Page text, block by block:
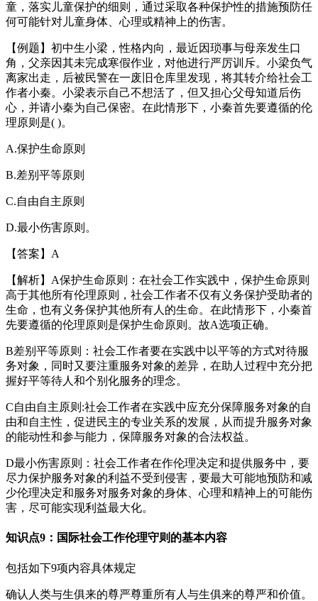
童，落实儿童保护的细则，通过采取各种保护性的措施预防任
何可能针对儿童身体、心理或精神上的伤害。
【例题】初中生小梁，性格内向，最近因琐事与母亲发生口
角，父亲因其未完成寒假作业，对他进行严厉训斥。小梁负气
离家出走，后被民警在一废旧仓库里发现，将其转介给社会工
作者小秦。小梁表示自己不想活了，但又担心父母知道后伤
心，并请小秦为自己保密。在此情形下，小秦首先要遵循的伦
理原则是( )。
A.保护生命原则
B.差别平等原则
C.自由自主原则
D.最小伤害原则。
【答案】A
【解析】A保护生命原则：在社会工作实践中，保护生命原则
高于其他所有伦理原则，社会工作者不仅有义务保护受助者的
生命，也有义务保护其他所有人的生命。在此情形下，小秦首
先要遵循的伦理原则是保护生命原则。故A选项正确。
B差别平等原则：社会工作者要在实践中以平等的方式对待服
务对象，同时又要注重服务对象的差异，在助人过程中充分把
握好平等待人和个别化服务的理念。
C自由自主原则:社会工作者在实践中应充分保障服务对象的自
由和自主性，促进民主的专业关系的发展，从而提升服务对象
的能动性和参与能力，保障服务对象的合法权益。
D最小伤害原则：社会工作者在作伦理决定和提供服务中，要
尽力保护服务对象的利益不受到侵害，要最大可能地预防和减
少伦理决定和服务对服务对象的身体、心理和精神上的可能伤
害，尽可能实现利益最大化。
知识点9：国际社会工作伦理守则的基本内容
包括如下9项内容具体规定
确认人类与生俱来的尊严尊重所有人与生俱来的尊严和价值。